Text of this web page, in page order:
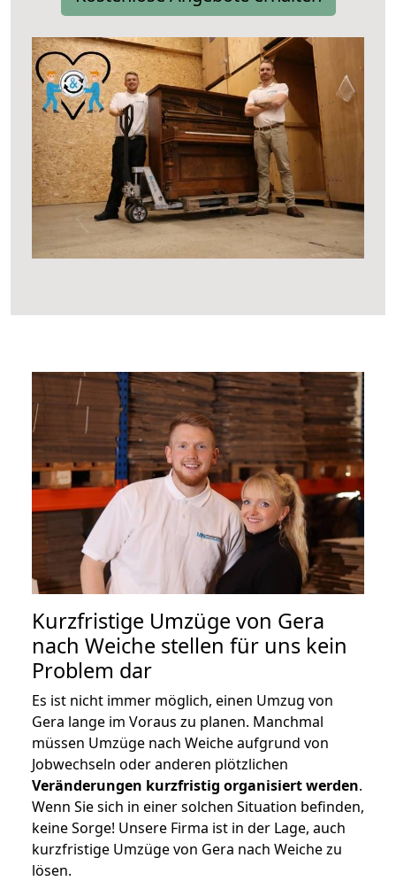
Kurzfristige Umzüge von Gera
nach Weiche stellen für uns kein
Problem dar
Es ist nicht immer möglich, einen Umzug von
Gera lange im Voraus zu planen. Manchmal
müssen Umzüge nach Weiche aufgrund von
Jobwechseln oder anderen plötzlichen
Veränderungen kurzfristig organisiert werden.
Wenn Sie sich in einer solchen Situation befinden,
keine Sorge! Unsere Firma ist in der Lage, auch
kurzfristige Umzüge von Gera nach Weiche zu
lösen.